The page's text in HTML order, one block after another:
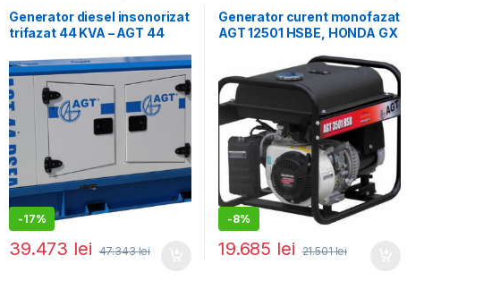
Generator diesel insonorizat
trifazat 44 KVA – AGT 44
-17%
39.473 lei 47.343lei
Generator curent monofazat
AGT 12501 HSBE, HONDA GX
-8%
19.685 lei 21.501lei